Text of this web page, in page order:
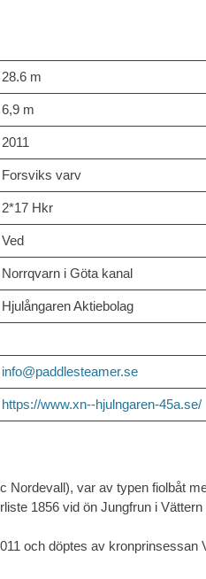
28.6 m
6,9 m
2011
Forsviks varv
2*17 Hkr
Ved
Norrqvarn i Göta kanal
Hjulångaren Aktiebolag
info@paddlesteamer.se
https://www.xn--hjulngaren-45a.se/
Nordevall), var av typen fiolbåt
1856 vid ön Jungfrun i
och döptes av kronprinsessan